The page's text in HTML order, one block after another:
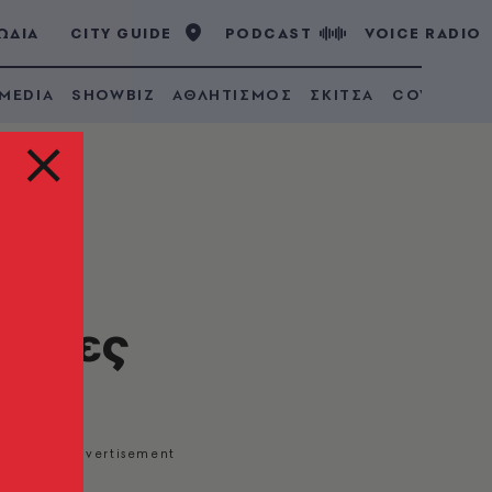
CITY GUIDE PODCAST VOICE RADIO
SHOWBIZ ΑΘΛΗΤΙΣΜΟΣ ΣΚΙΤΣΑ COVID 19